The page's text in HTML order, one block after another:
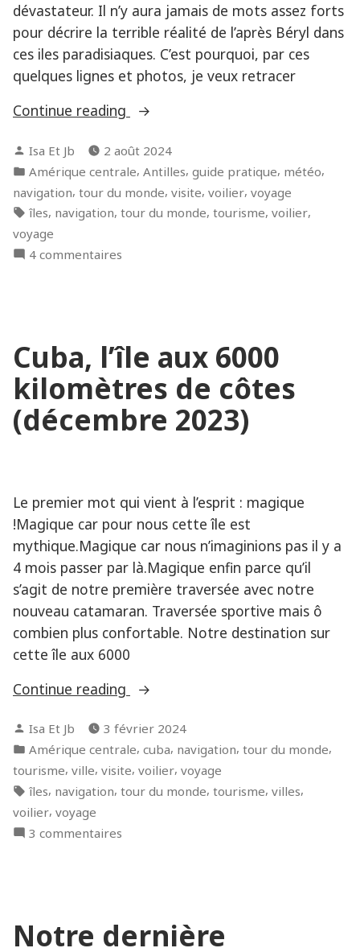
dévastateur. Il n’y aura jamais de mots assez forts
pour décrire la terrible réalité de l’après Béryl dans
ces iles paradisiaques. C’est pourquoi, par ces
quelques lignes et photos, je veux retracer
Continue reading
« Les
et
Carriacou,
avant
le
Posted
by
Isa Et Jb
2 août 2024
Posted
in
Amérique centrale, Antilles, guide pratique, météo,
navigation, tour du monde, visite, voilier, voyage
Tags:
îles, navigation, tour du monde, tourisme, voilier,
voyage
4 commentaires
avant
le
cyclone
Béryl
Cuba, l’île aux 6000
kilomètres de côtes
(décembre 2023)
Le premier mot qui vient à l’esprit : magique
!Magique car pour nous cette île est
mythique.Magique car nous n’imaginions pas il y a
4 mois passer par là.Magique enfin parce qu’il
s’agit de notre première traversée avec notre
nouveau catamaran. Traversée sportive mais ô
combien plus confortable. Notre destination sur
cette île aux 6000
Continue reading
« Cuba,
aux
6000
kilomètres
de
Posted
by
Isa Et Jb
3 février 2024
Posted
in
Amérique centrale, cuba, navigation, tour du monde,
tourisme, ville, visite, voilier, voyage
Tags:
îles, navigation, tour du monde, tourisme, villes,
voilier, voyage
3 commentaires
kilomètres
Notre dernière